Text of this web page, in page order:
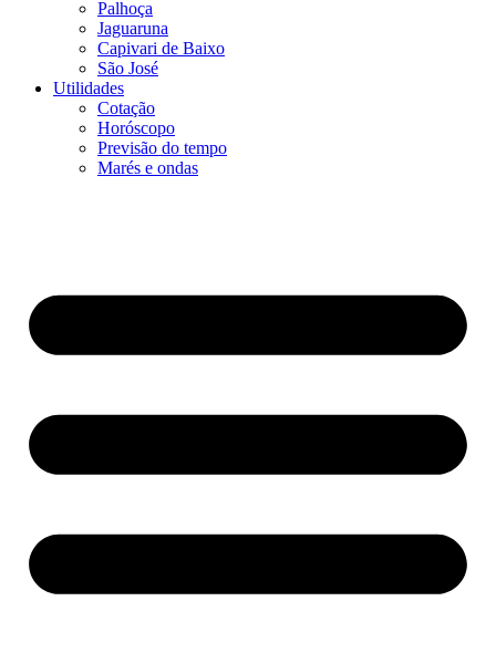
Palhoça
Jaguaruna
Capivari de Baixo
São José
Utilidades
Cotação
Horóscopo
Previsão do tempo
Marés e ondas